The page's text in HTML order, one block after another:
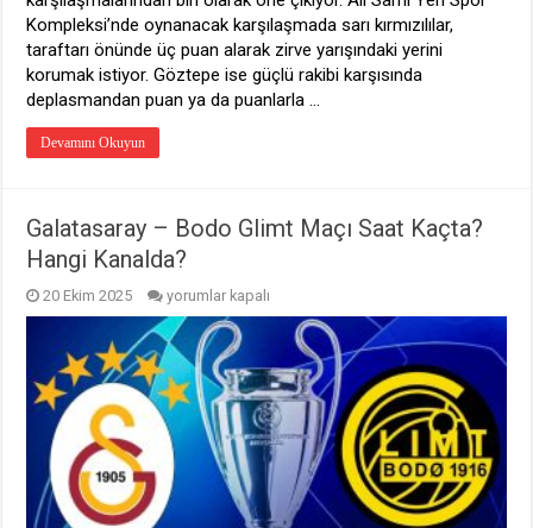
Kompleksi’nde oynanacak karşılaşmada sarı kırmızılılar,
taraftarı önünde üç puan alarak zirve yarışındaki yerini
korumak istiyor. Göztepe ise güçlü rakibi karşısında
deplasmandan puan ya da puanlarla …
Devamını Okuyun
Galatasaray – Bodo Glimt Maçı Saat Kaçta?
Hangi Kanalda?
20 Ekim 2025
Galatasaray
Bodo
Glimt
Maçı
Saat
Kaçta?
Hangi
Kanalda?
için
yorumlar kapalı